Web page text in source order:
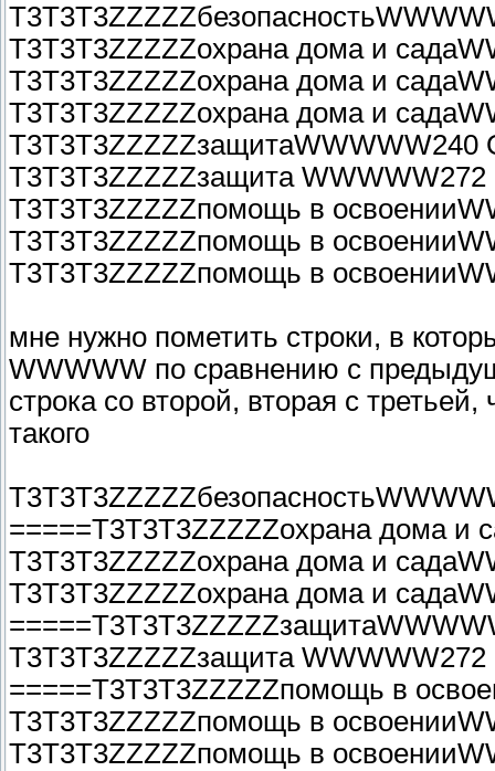
T3T3T3ZZZZZохрана дома и
T3T3T3ZZZZZохрана дома и
T3T3T3ZZZZZохрана дома и
T3T3T3ZZZZZзащитаWWWWW240
T3T3T3ZZZZZзащита WWWWW272
T3T3T3ZZZZZпомощь в
T3T3T3ZZZZZпомощь в
T3T3T3ZZZZZпомощь в
мне нужно пометить строки, в
WWWWW по сравнению с
строка со второй, вторая с
такого
=====T3T3T3ZZZZZохрана дома и
T3T3T3ZZZZZохрана дома и
T3T3T3ZZZZZохрана дома и
T3T3T3ZZZZZзащита WWWWW272
=====T3T3T3ZZZZZпомощь в
T3T3T3ZZZZZпомощь в
T3T3T3ZZZZZпомощь в